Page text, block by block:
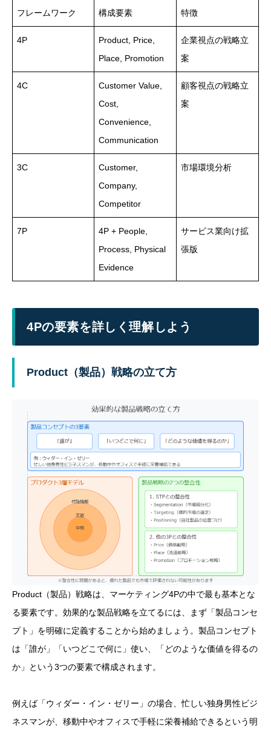
フレームワーク 構成要素 特徴
4P
Product, Price,
Place, Promotion
企業視点の戦略立
案
4C
Customer Value,
Cost,
Convenience,
Communication
顧客視点の戦略立
案
3C
Customer,
Company,
Competitor
市場環境分析
7P
4P + People,
Process, Physical
Evidence
サービス業向け拡
張版
4Pの要素を詳しく理解しよう
Product（製品）戦略の立て方
Product（製品）戦略は、マーケティング4Pの中で最も基本とな
る要素です。効果的な製品戦略を立てるには、まず「製品コンセ
プト」を明確に定義することから始めましょう。製品コンセプト
は「誰が」「いつどこで何に」使い、「どのような価値を得るの
か」という3つの要素で構成されます。
例えば「ウィダー・イン・ゼリー」の場合、忙しい独身男性ビジ
ネスマンが、移動中やオフィスで手軽に栄養補給できるという明